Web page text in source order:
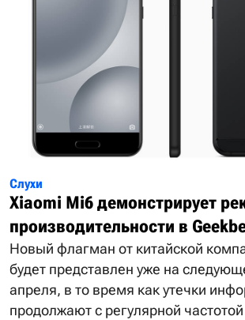
Слухи
Xiaomi Mi6 демонстрирует
производительности в
Новый флагман от китайской
будет представлен уже на
апреля, в то время как утечки
продолжают с регулярной частотой